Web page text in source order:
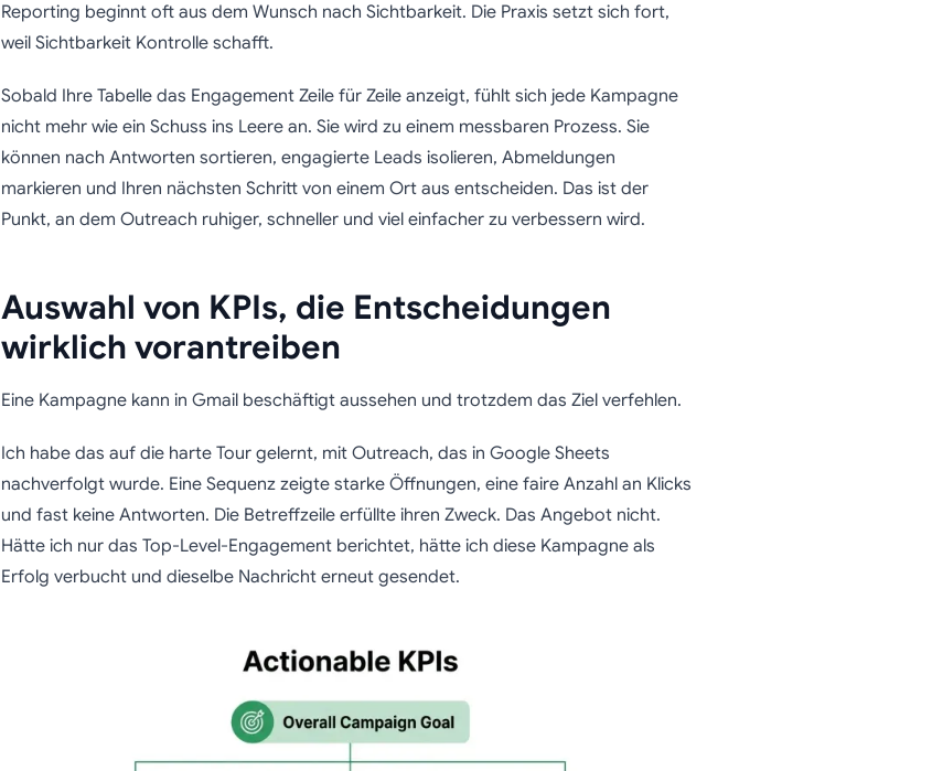
Reporting beginnt oft aus dem Wunsch nach Sichtbarkeit. Die Praxis setzt sich fort,
weil Sichtbarkeit Kontrolle schafft.
Sobald Ihre Tabelle das Engagement Zeile für Zeile anzeigt, fühlt sich jede Kampagne
nicht mehr wie ein Schuss ins Leere an. Sie wird zu einem messbaren Prozess. Sie
können nach Antworten sortieren, engagierte Leads isolieren, Abmeldungen
markieren und Ihren nächsten Schritt von einem Ort aus entscheiden. Das ist der
Punkt, an dem Outreach ruhiger, schneller und viel einfacher zu verbessern wird.
Auswahl von KPIs, die Entscheidungen
wirklich vorantreiben
Eine Kampagne kann in Gmail beschäftigt aussehen und trotzdem das Ziel verfehlen.
Ich habe das auf die harte Tour gelernt, mit Outreach, das in Google Sheets
nachverfolgt wurde. Eine Sequenz zeigte starke Öffnungen, eine faire Anzahl an Klicks
und fast keine Antworten. Die Betreffzeile erfüllte ihren Zweck. Das Angebot nicht.
Hätte ich nur das Top-Level-Engagement berichtet, hätte ich diese Kampagne als
Erfolg verbucht und dieselbe Nachricht erneut gesendet.